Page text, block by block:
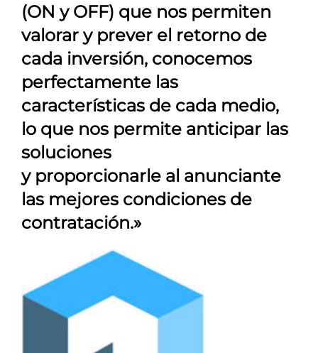
(ON y OFF) que nos permiten
valorar y prever el retorno de
cada inversión, conocemos
perfectamente las
características de cada medio,
lo que nos permite anticipar las
soluciones
y proporcionarle al anunciante
las mejores condiciones de
contratación.»